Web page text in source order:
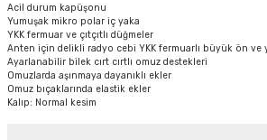
Acil durum kapüşonu
Yumuşak mikro polar iç yaka
YKK fermuar ve çıtçıtlı düğmeler
Anten için delikli radyo cebi YKK fermuarlı büyük ön ve
Ayarlanabilir bilek cırt cırtlı omuz destekleri
Omuzlarda aşınmaya dayanıklı ekler
Omuz bıçaklarında elastik ekler
Kalıp: Normal kesim